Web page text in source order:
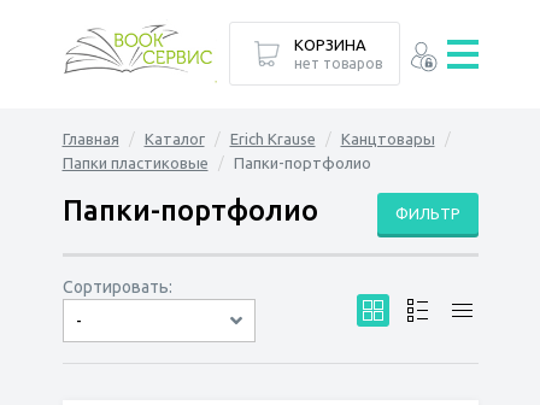
Главная Каталог Erich Krause
Канцтовары
Папки пластиковые
Папки-портфолио
ФИЛЬТР
Папки-портфолио
Сортировать:
-
по дате
по популярности
сначала дешёвые
сначала дорогие
КОРЗИНА
нет товаров